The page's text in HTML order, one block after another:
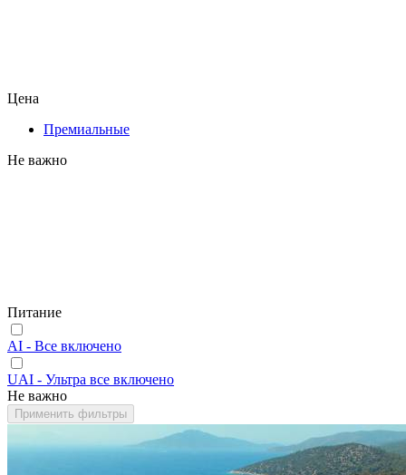
Цена
Премиальные
Не важно
Питание
AI - Все включено
UAI - Ультра все включено
Не важно
Применить фильтры